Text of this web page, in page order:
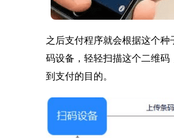
之后支付程序就会根据这个
码设备，轻轻扫描这个二维
到支付的目的。